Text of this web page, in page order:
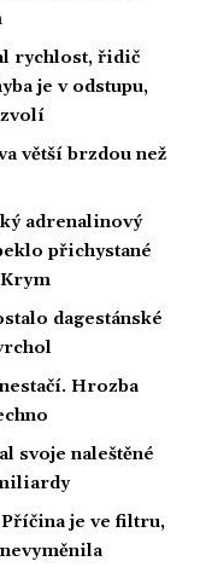
rychlost, řidič
je v odstupu,
větší brzdou než
adrenalinový
přichystané
dagestánské
Hrozba
svoje naleštěné
je ve filtru,